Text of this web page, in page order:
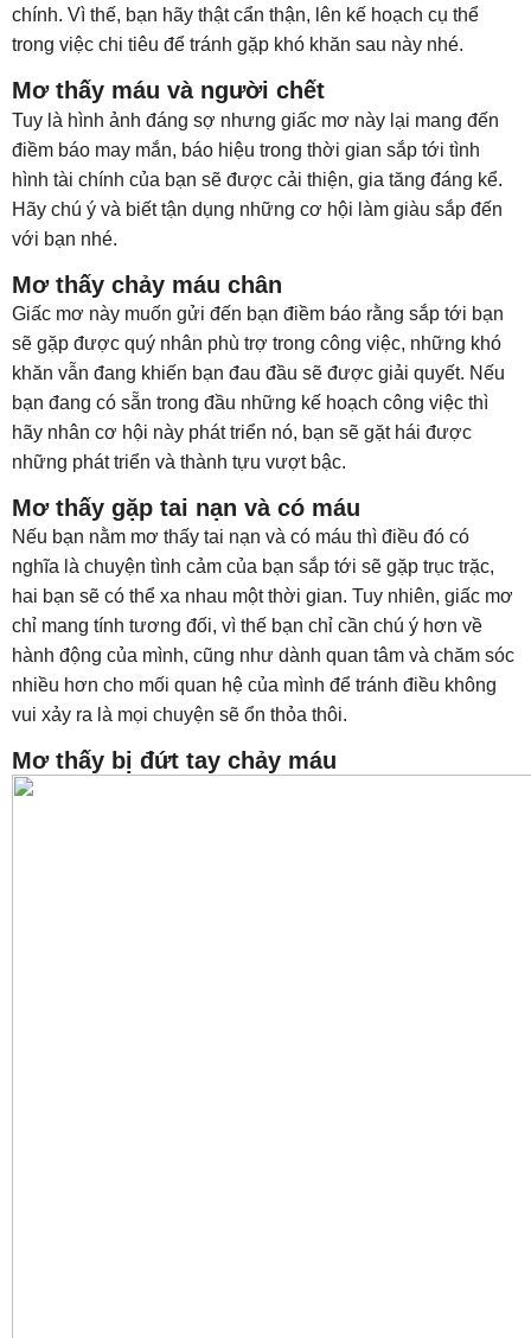
chính. Vì thế, bạn hãy thật cẩn thận, lên kế hoạch cụ thể
trong việc chi tiêu để tránh gặp khó khăn sau này nhé.
Mơ thấy máu và người chết
Tuy là hình ảnh đáng sợ nhưng giấc mơ này lại mang đến
điềm báo may mắn, báo hiệu trong thời gian sắp tới tình
hình tài chính của bạn sẽ được cải thiện, gia tăng đáng kể.
Hãy chú ý và biết tận dụng những cơ hội làm giàu sắp đến
với bạn nhé.
Mơ thấy chảy máu chân
Giấc mơ này muốn gửi đến bạn điềm báo rằng sắp tới bạn
sẽ gặp được quý nhân phù trợ trong công việc, những khó
khăn vẫn đang khiến bạn đau đầu sẽ được giải quyết. Nếu
bạn đang có sẵn trong đầu những kế hoạch công việc thì
hãy nhân cơ hội này phát triển nó, bạn sẽ gặt hái được
những phát triển và thành tựu vượt bậc.
Mơ thấy gặp tai nạn và có máu
Nếu bạn nằm mơ thấy tai nạn và có máu thì điều đó có
nghĩa là chuyện tình cảm của bạn sắp tới sẽ gặp trục trặc,
hai bạn sẽ có thể xa nhau một thời gian. Tuy nhiên, giấc mơ
chỉ mang tính tương đối, vì thế bạn chỉ cần chú ý hơn về
hành động của mình, cũng như dành quan tâm và chăm sóc
nhiều hơn cho mối quan hệ của mình để tránh điều không
vui xảy ra là mọi chuyện sẽ ổn thỏa thôi.
Mơ thấy bị đứt tay chảy máu